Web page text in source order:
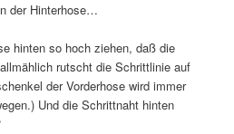
der Hinterhose…
hinten so hoch ziehen, daß die
rutscht die Schrittlinie auf
der Vorderhose wird immer
Und die Schrittnaht hinten